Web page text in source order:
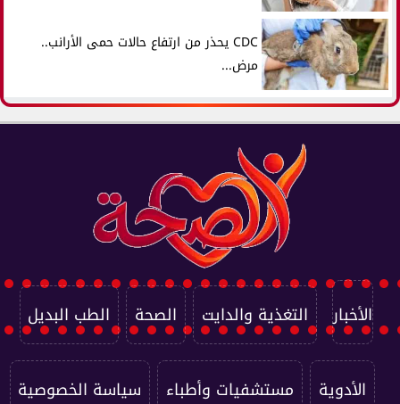
CDC يحذر من ارتفاع حالات حمى الأرانب..
مرض...
الأخبار التغذية والدايت الصحة الطب البديل
الأدوية مستشفيات وأطباء سياسة الخصوصية